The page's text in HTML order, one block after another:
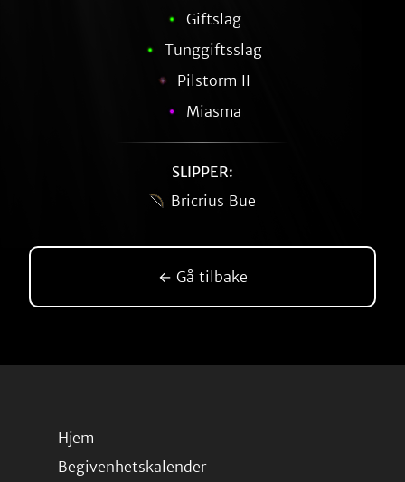
Giftslag
Tunggiftsslag
Pilstorm II
Miasma
SLIPPER:
Bricrius Bue
← Gå tilbake
Hjem
Begivenhetskalender